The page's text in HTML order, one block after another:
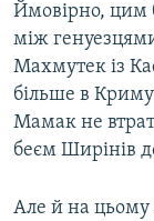
Ймовірно, цим
між
Махмутек із
більше в
Мамак не
беєм Ширінів
Але й на цьому